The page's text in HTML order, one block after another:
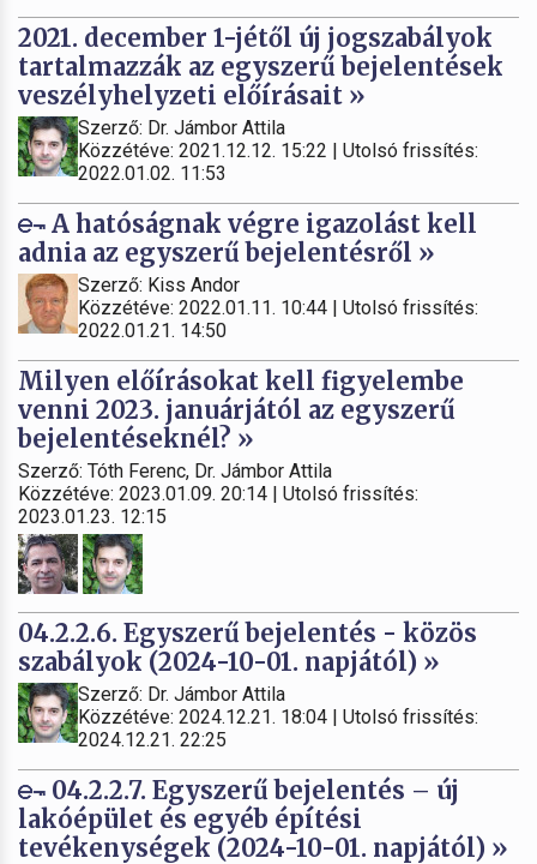
2021. december 1-jétől új jogszabályok
tartalmazzák az egyszerű bejelentések
veszélyhelyzeti előírásait »
Szerző: Dr. Jámbor Attila
Közzétéve: 2021.12.12. 15:22 | Utolsó frissítés:
2022.01.02. 11:53
A hatóságnak végre igazolást kell
adnia az egyszerű bejelentésről »
Szerző: Kiss Andor
Közzétéve: 2022.01.11. 10:44 | Utolsó frissítés:
2022.01.21. 14:50
Milyen előírásokat kell figyelembe
venni 2023. januárjától az egyszerű
bejelentéseknél? »
Szerző: Tóth Ferenc, Dr. Jámbor Attila
Közzétéve: 2023.01.09. 20:14 | Utolsó frissítés:
2023.01.23. 12:15
04.2.2.6. Egyszerű bejelentés - közös
szabályok (2024-10-01. napjától) »
Szerző: Dr. Jámbor Attila
Közzétéve: 2024.12.21. 18:04 | Utolsó frissítés:
2024.12.21. 22:25
04.2.2.7. Egyszerű bejelentés – új
lakóépület és egyéb építési
tevékenységek (2024-10-01. napjától) »